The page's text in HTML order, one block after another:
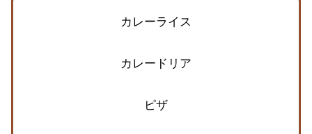
カレーライス
カレードリア
ピザ